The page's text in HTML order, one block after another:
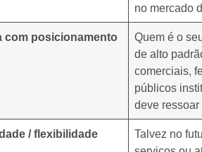
no mercado
com posicionamento
Quem é o
de alto
comerciais,
públicos
deve ressoar
/ flexibilidade
Talvez no